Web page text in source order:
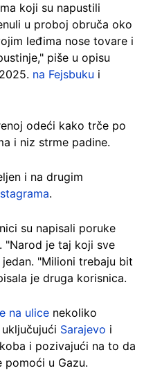
koji su napustili
u proboj obruča oko
leđima nose tovare i
piše u opisu
na Fejsbuku i
odeći kako trče po
i niz strme padine.
i na drugim
.
su napisali poruke
"Narod je taj koji sve
"Milioni trebaju bit
je druga korisnica.
na ulice nekoliko
Sarajevo i
i pozivajući na to da
pomoći u Gazu.